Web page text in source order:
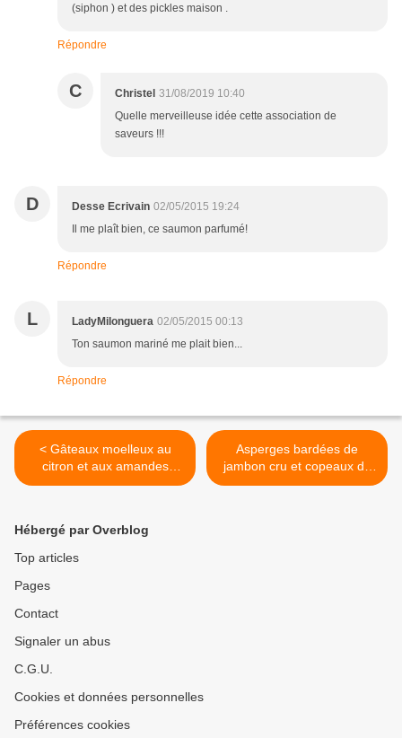
(siphon ) et des pickles maison .
Répondre
C Christel 31/08/2019 10:40
Quelle merveilleuse idée cette association de
saveurs !!!
D Desse Ecrivain 02/05/2015 19:24
Il me plaît bien, ce saumon parfumé!
Répondre
L LadyMilonguera 02/05/2015 00:13
Ton saumon mariné me plait bien...
Répondre
< Gâteaux moelleux au
citron et aux amandes
(sans gluten)
Asperges bardées de
jambon cru et copeaux de
parmesan >
Hébergé par Overblog
Top articles
Pages
Contact
Signaler un abus
C.G.U.
Cookies et données personnelles
Préférences cookies